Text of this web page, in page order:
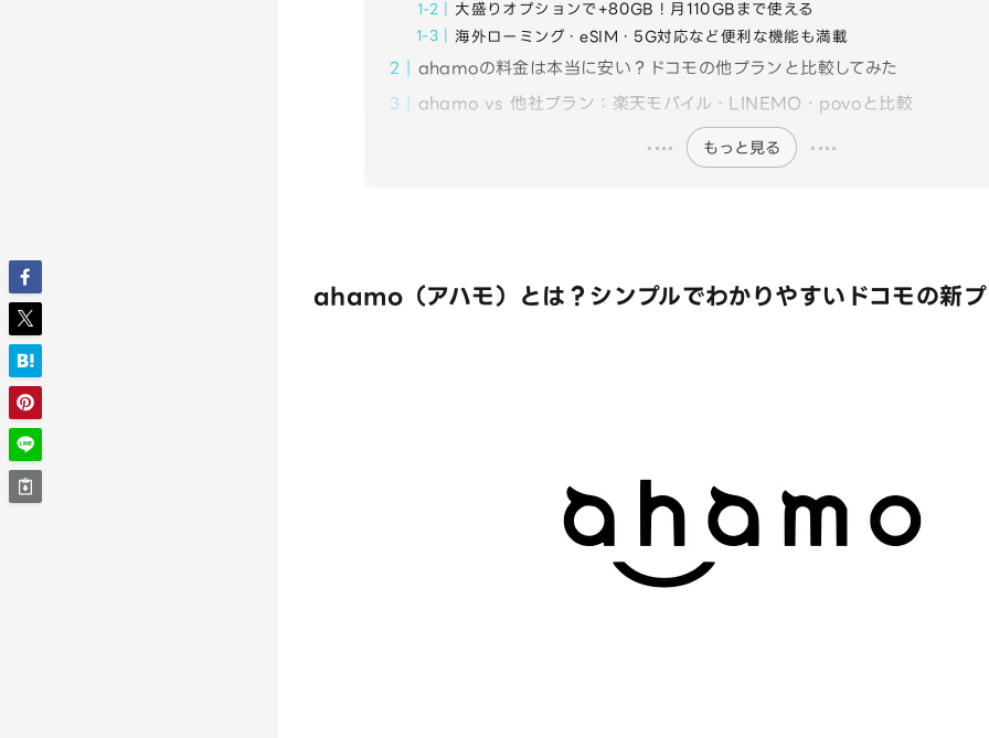
大盛りオプションで+80GB！月110GBまで使える
海外ローミング・eSIM・5G対応など便利な機能も満載
ahamoの料金は本当に安い？ドコモの他プランと比較してみた
ahamo vs 他社プラン：楽天モバイル・LINEMO・povoと比較
もっと見る
ahamo（アハモ）とは？シンプルでわかりやすいドコモの新